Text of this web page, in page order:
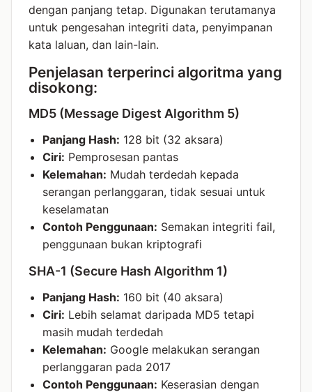
dengan panjang tetap. Digunakan terutamanya
untuk pengesahan integriti data, penyimpanan
kata laluan, dan lain-lain.
Penjelasan terperinci algoritma yang
disokong:
MD5 (Message Digest Algorithm 5)
Panjang Hash: 128 bit (32 aksara)
Ciri: Pemprosesan pantas
Kelemahan: Mudah terdedah kepada
serangan perlanggaran, tidak sesuai untuk
keselamatan
Contoh Penggunaan: Semakan integriti fail,
penggunaan bukan kriptografi
SHA-1 (Secure Hash Algorithm 1)
Panjang Hash: 160 bit (40 aksara)
Ciri: Lebih selamat daripada MD5 tetapi
masih mudah terdedah
Kelemahan: Google melakukan serangan
perlanggaran pada 2017
Contoh Penggunaan: Keserasian dengan